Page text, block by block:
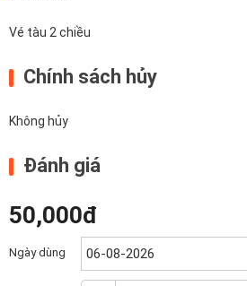
Vé tàu 2 chiều
Chính sách hủy
Không hủy
Đánh giá
50,000đ
Ngày dùng